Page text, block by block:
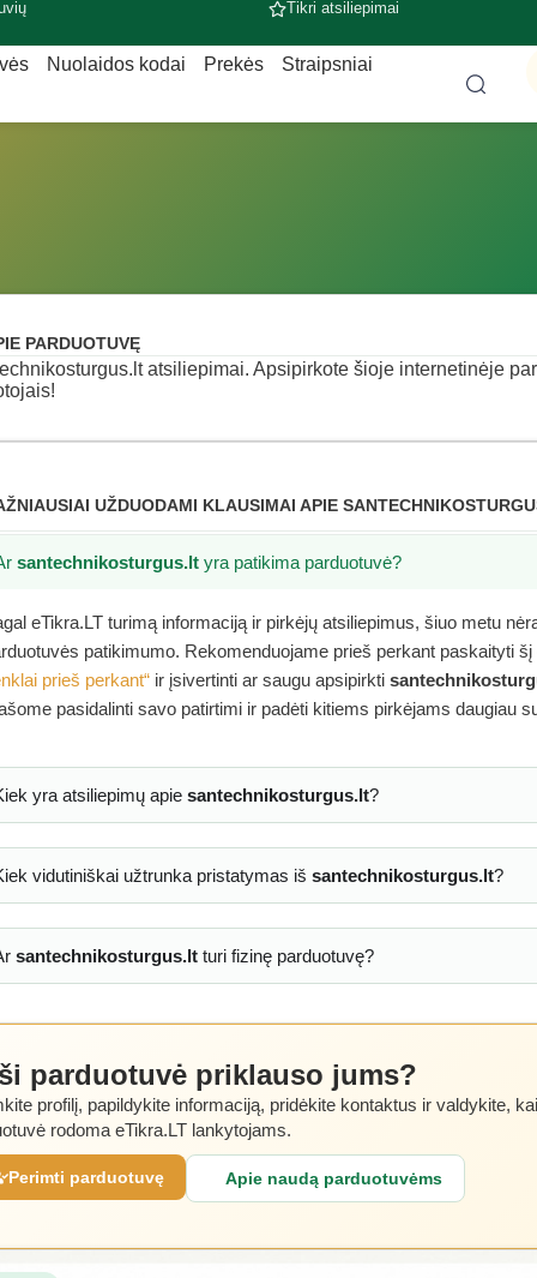
Tikri atsiliepimai
Nuolaidos kodai Prekės Straipsniai
PARDUOTUVĘ
atsiliepimai. Apsipirkote šioje internetinėje
UŽDUODAMI KLAUSIMAI APIE
santechnikosturgus.lt yra patikima parduotuvė?
eTikra.LT turimą informaciją ir pirkėjų atsiliepimus, šiuo metu
patikimumo. Rekomenduojame prieš perkant paskaityti šį
prieš perkant“ ir įsivertinti ar saugu apsipirkti
pasidalinti savo patirtimi ir padėti kitiems pirkėjams daugiau
yra atsiliepimų apie santechnikosturgus.lt?
vidutiniškai užtrunka pristatymas iš santechnikosturgus.lt?
santechnikosturgus.ltturi fizinę parduotuvę?
parduotuvė priklauso jums?
profilį, papildykite informaciją, pridėkite kontaktus ir valdykite,
rodoma eTikra.LT lankytojams.
Perimti parduotuvę Apie naudą parduotuvėms